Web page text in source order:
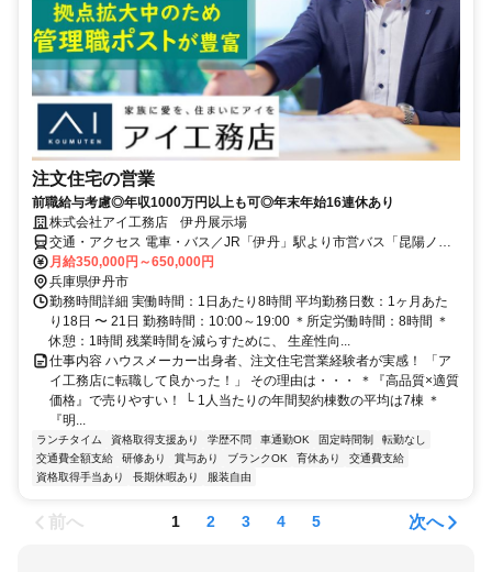
注文住宅の営業
前職給与考慮◎年収1000万円以上も可◎年末年始16連休あり
株式会社アイ工務店 伊丹展示場
交通・アクセス 電車・バス／JR「伊丹」駅より市営バス「昆陽ノ
里」バス停下車。東へ徒歩約1分 車／国道171号線「昆陽里」交差点
から東へ約400m
月給350,000円～650,000円
兵庫県伊丹市
勤務時間詳細 実働時間：1日あたり8時間 平均勤務日数：1ヶ月あた
り18日 〜 21日 勤務時間：10:00～19:00 ＊所定労働時間：8時間 ＊
休憩：1時間 残業時間を減らすために、 生産性向...
仕事内容 ハウスメーカー出身者、注文住宅営業経験者が実感！ 「ア
イ工務店に転職して良かった！」 その理由は・・・ ＊『高品質×適質
価格』で売りやすい！ └ 1人当たりの年間契約棟数の平均は7棟 ＊
『明...
ランチタイム 資格取得支援あり 学歴不問 車通勤OK 固定時間制
転勤なし
交通費全額支給
研修あり 賞与あり ブランクOK 育休あり
交通費支給
資格取得手当あり
長期休暇あり 服装自由
前へ 1 2 3 4 5 次へ